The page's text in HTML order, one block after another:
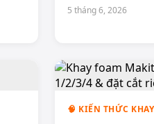
5 tháng 6, 2026
🧠 KIẾN THỨC